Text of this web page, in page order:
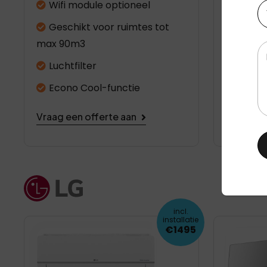
Wifi module optioneel
Geschikt voor ruimtes tot
max 90m3
Luchtfilter
Econo Cool-functie
Vraag een offerte aan
Laag
Vraag
incl.
installatie
€1495